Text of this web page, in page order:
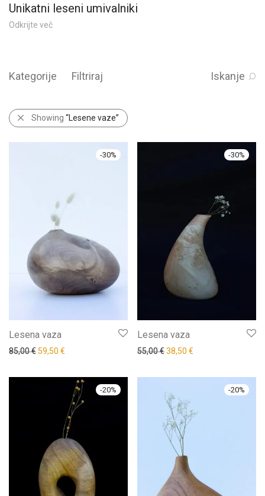
Unikatni leseni umivalniki
Odkrijte več
Kategorije Filtriraj Iskanje
Showing “Lesene vaze”
-30%
Lesena vaza
85,00€ 59,50 €
-30%
Lesena vaza
55,00€38,50 €
-20% -20%